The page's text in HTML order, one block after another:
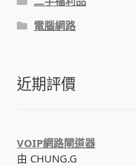
電腦網路
近期評價
VOIP網路閘道器
由 CHUNG.G